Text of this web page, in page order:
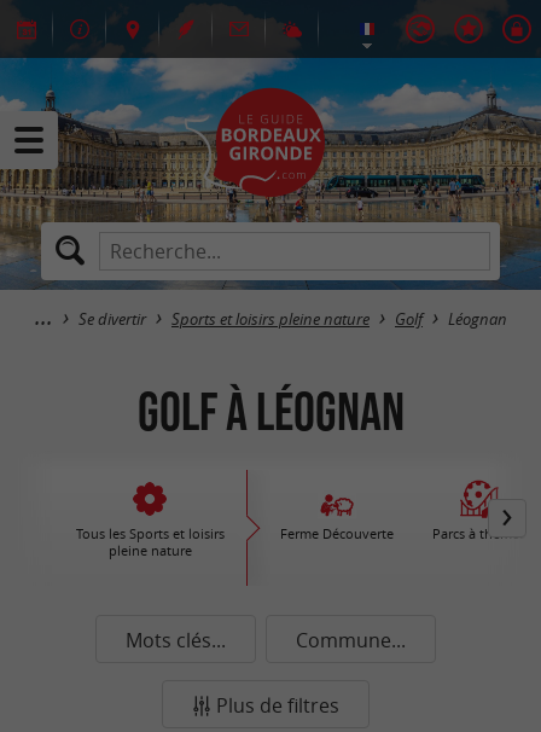
Se divertir Sports et loisirs pleine nature Golf Léognan
Golf à Léognan
Tous les Sports et loisirs
pleine nature
Ferme Découverte Parcs à thèmes
Mots clés... Commune...
Plus de filtres